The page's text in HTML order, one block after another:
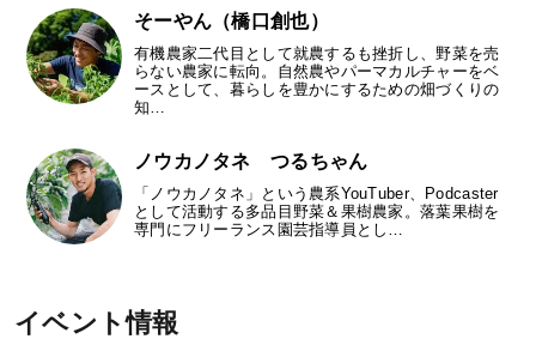
そーやん（橋口創也）
有機農家二代目として就農するも挫折し、野菜を売
らない農家に転向。自然農やパーマカルチャーをベ
ースとして、暮らしを豊かにするための畑づくりの
知…
ノウカノタネ つるちゃん
「ノウカノタネ」という農系YouTuber、Podcaster
として活動する多品目野菜＆果樹農家。落葉果樹を
専門にフリーランス園芸指導員とし…
イベント情報